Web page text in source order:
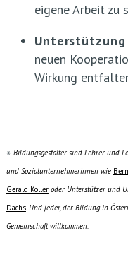
eigene Arbeit zu
Unterstützung
neuen
Wirkung
* Bildungsgestalter sind Lehrer und
und Sozialunternehmerinnen wie
Gerald Kolleroder Unterstützer und
Dachs. Und jeder, der Bildung in
Gemeinschaft willkommen.